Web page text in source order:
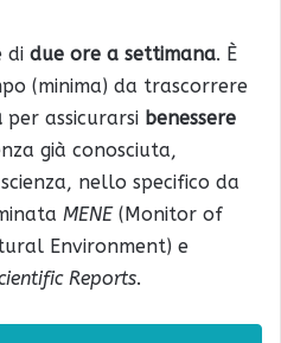
di due ore a settimana. È
(minima) da trascorrere
per assicurarsi benessere
già conosciuta,
nello specifico da
MENE(Monitor of
Environment) e
Reports.